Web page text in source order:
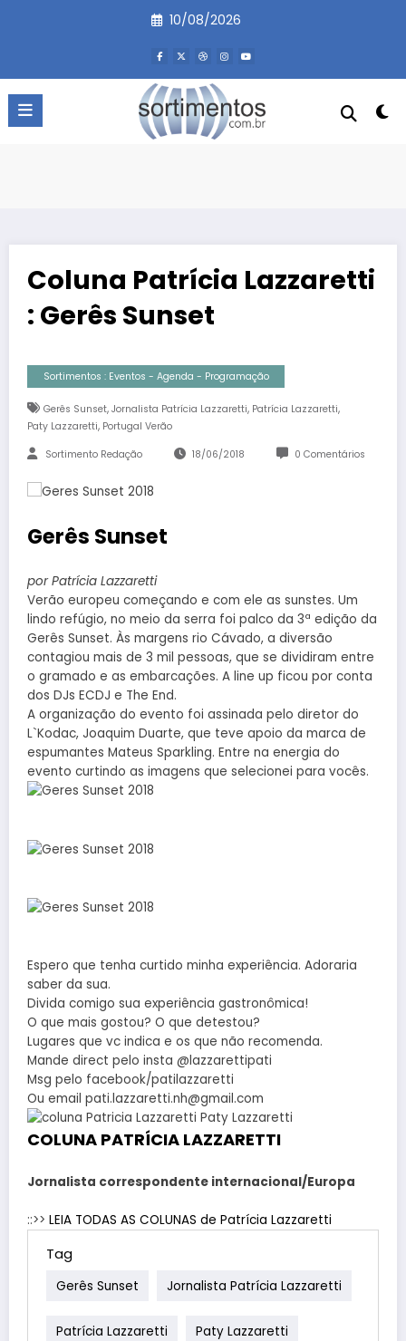
10/08/2026
Coluna Patrícia Lazzaretti
: Gerês Sunset
Sortimentos : Eventos - Agenda - Programação
Gerês Sunset, Jornalista Patrícia Lazzaretti, Patrícia Lazzaretti,
Paty Lazzaretti, Portugal Verão
Sortimento Redação 18/06/2018 0 Comentários
Gerês Sunset
por Patrícia Lazzaretti
Verão europeu começando e com ele as sunstes. Um
lindo refúgio, no meio da serra foi palco da 3ª edição da
Gerês Sunset. Às margens rio Cávado, a diversão
contagiou mais de 3 mil pessoas, que se dividiram entre
o gramado e as embarcações. A line up ficou por conta
dos DJs ECDJ e The End.
A organização do evento foi assinada pelo diretor do
L`Kodac, Joaquim Duarte, que teve apoio da marca de
espumantes Mateus Sparkling. Entre na energia do
evento curtindo as imagens que selecionei para vocês.
Espero que tenha curtido minha experiência. Adoraria
saber da sua.
Divida comigo sua experiência gastronômica!
O que mais gostou? O que detestou?
Lugares que vc indica e os que não recomenda.
Mande direct pelo insta @lazzarettipati
Msg pelo facebook/patilazzaretti
Ou email pati.lazzaretti.nh@gmail.com
COLUNA PATRÍCIA LAZZARETTI
Jornalista correspondente internacional/Europa
::>> LEIA TODAS AS COLUNAS de Patrícia Lazzaretti
Tag
Gerês Sunset Jornalista Patrícia Lazzaretti
Patrícia Lazzaretti Paty Lazzaretti